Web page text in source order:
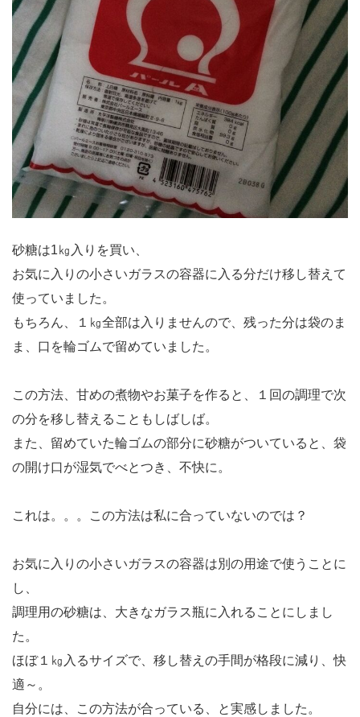
砂糖は1㎏入りを買い、
お気に入りの小さいガラスの容器に入る分だけ移し替えて
使っていました。
もちろん、１㎏全部は入りませんので、残った分は袋のま
ま、口を輪ゴムで留めていました。
この方法、甘めの煮物やお菓子を作ると、１回の調理で次
の分を移し替えることもしばしば。
また、留めていた輪ゴムの部分に砂糖がついていると、袋
の開け口が湿気でべとつき、不快に。
これは。。。この方法は私に合っていないのでは？
お気に入りの小さいガラスの容器は別の用途で使うことに
し、
調理用の砂糖は、大きなガラス瓶に入れることにしまし
た。
ほぼ１㎏入るサイズで、移し替えの手間が格段に減り、快
適～。
自分には、この方法が合っている、と実感しました。